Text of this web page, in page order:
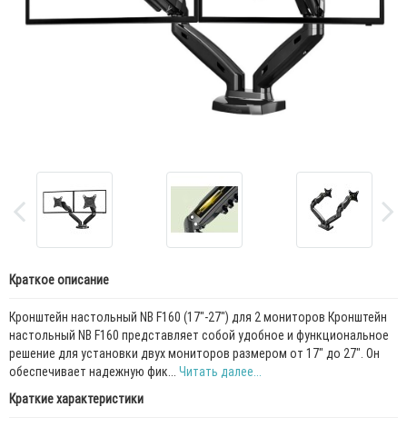
Краткое описание
Кронштейн настольный NB F160 (17"-27") для 2 мониторов Кронштейн
настольный NB F160 представляет собой удобное и функциональное
решение для установки двух мониторов размером от 17" до 27". Он
обеспечивает надежную фик... Читать далее...
Краткие характеристики